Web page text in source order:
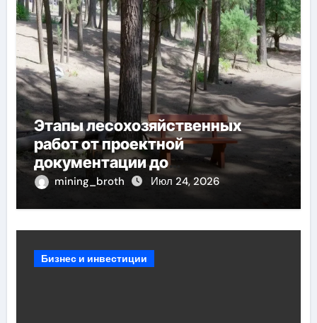
Этапы лесохозяйственных
работ от проектной
документации до
противопожарных мероприятий
и обустройства мест отдыха
mining_broth Июл 24, 2026
Бизнес и инвестиции